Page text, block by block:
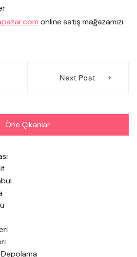
online satış mağazamızı
Next Post
Öne Çıkanlar